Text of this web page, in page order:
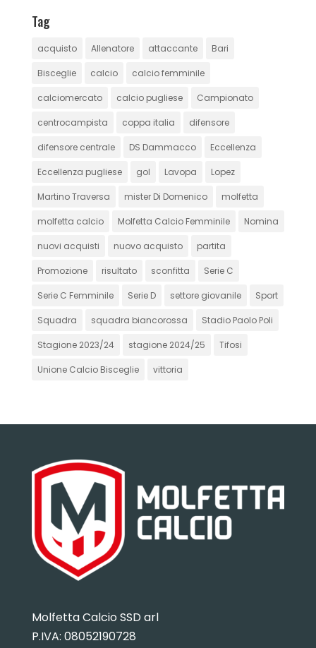
Tag
acquisto Allenatore attaccante Bari
Bisceglie calcio calcio femminile
calciomercato calcio pugliese Campionato
centrocampista coppa italia difensore
difensore centrale DS Dammacco Eccellenza
Eccellenza pugliese gol Lavopa Lopez
Martino Traversa mister Di Domenico molfetta
molfetta calcio Molfetta Calcio Femminile Nomina
nuovi acquisti nuovo acquisto partita
Promozione risultato sconfitta Serie C
Serie C Femminile Serie D settore giovanile Sport
Squadra squadra biancorossa Stadio Paolo Poli
Stagione 2023/24 stagione 2024/25 Tifosi
Unione Calcio Bisceglie vittoria
Molfetta Calcio SSD arl
P.IVA: 08052190728